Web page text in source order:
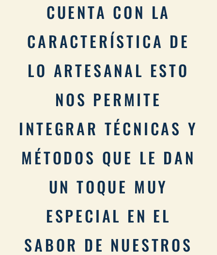
CUENTA CON LA
CARACTERÍSTICA DE
LO ARTESANAL ESTO
NOS PERMITE
INTEGRAR TÉCNICAS Y
MÉTODOS QUE LE DAN
UN TOQUE MUY
ESPECIAL EN EL
SABOR DE NUESTROS